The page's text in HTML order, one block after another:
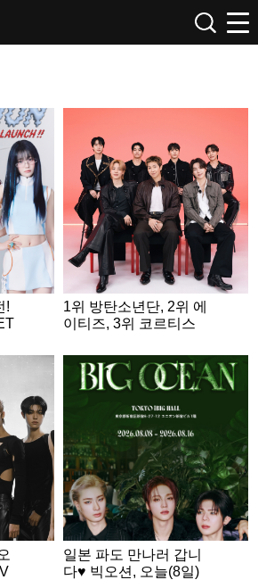
!
1위 방탄소년단, 2위 에
이티즈, 3위 코르티스
일본 파도 만나러 갑니
다♥ 빅오션, 오늘(8일)